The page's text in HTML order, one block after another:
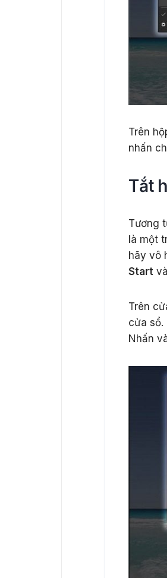
Trên
nhấn
Tắt
Tương
là một
hãy vô
Start
Trên
cửa sổ.
Nhấn